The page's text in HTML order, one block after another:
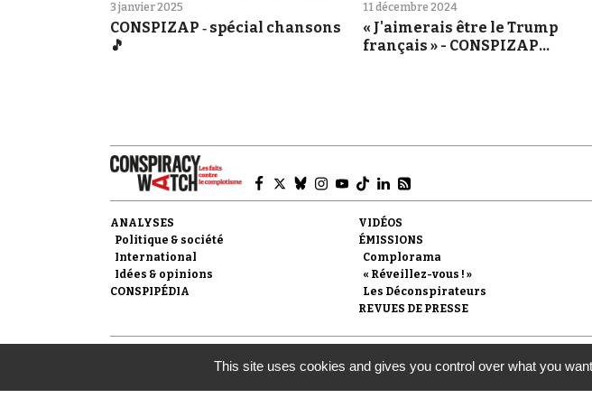
3 janvier 2025
CONSPIZAP ‐ spécial chansons
🎵
11 décembre 2024
« J'aimerais être le Trump
français » - CONSPIZAP
ANALYSES
Politique & société
International
Idées & opinions
CONSPIPÉDIA
VIDÉOS
ÉMISSIONS
Complorama
« Réveillez-vous ! »
Les Déconspirateurs
REVUES DE PRESSE
Conspiracy Watch| Une réalisation de l'Observatoire du conspirationnisme
This site uses cookies and gives you control over what you